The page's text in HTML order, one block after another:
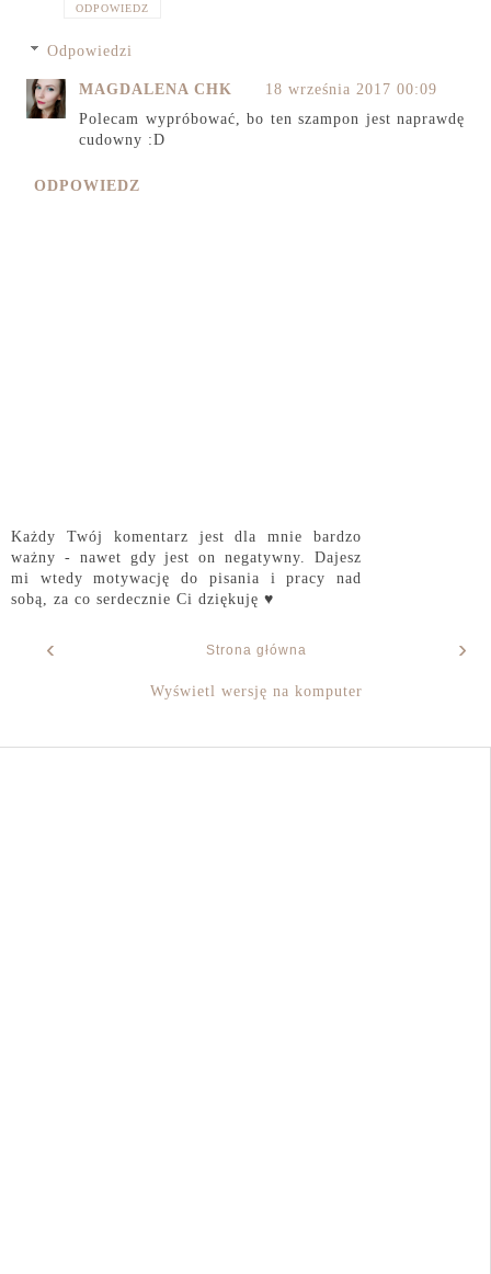
ODPOWIEDZ
Odpowiedzi
MAGDALENA CHK
18 września 2017 00:09
Polecam wypróbować, bo ten szampon jest naprawdę
cudowny :D
ODPOWIEDZ
Każdy Twój komentarz jest dla mnie bardzo
ważny - nawet gdy jest on negatywny. Dajesz
mi wtedy motywację do pisania i pracy nad
sobą, za co serdecznie Ci dziękuję ♥
‹ ›
Strona główna
Wyświetl wersję na komputer